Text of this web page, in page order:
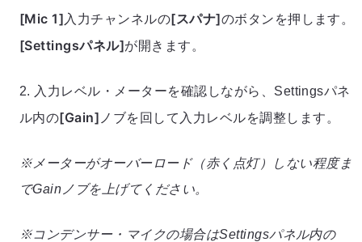
[Mic 1] 入力チャンネルの[スパナ]のボタンを押します。
[Settingsパネル]が開きます。
2. 入力レベル・メーターを確認しながら、Settingsパネ
ル内の[Gain] ノブを回して入力レベルを調整します。
※メーターがオーバーロード（赤く点灯）しない程度ま
でGainノブを上げてください。
※コンデンサー・マイクの場合はSettingsパネル内の